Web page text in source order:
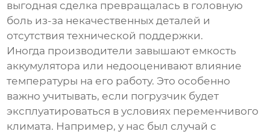
выгодная сделка превращалась в головную
боль из-за некачественных деталей и
отсутствия технической поддержки.
Иногда производители завышают емкость
аккумулятора или недооценивают влияние
температуры на его работу. Это особенно
важно учитывать, если погрузчик будет
эксплуатироваться в условиях переменчивого
климата. Например, у нас был случай с